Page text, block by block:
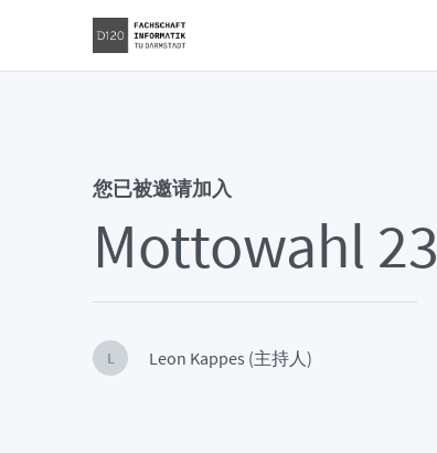
您已被邀请加入
Mottowahl 23
L Leon Kappes (主持人)